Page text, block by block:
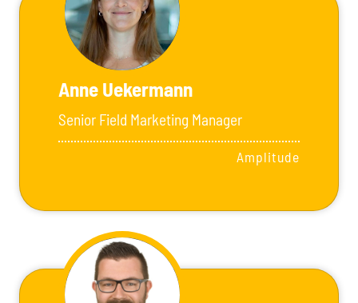
Anne Uekermann
Senior Field Marketing Manager
Amplitude